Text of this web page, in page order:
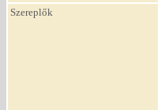
Szereplők